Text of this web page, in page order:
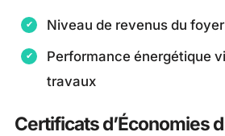
Niveau de revenus du foyer
Performance énergétique
travaux
Certificats d’Économies